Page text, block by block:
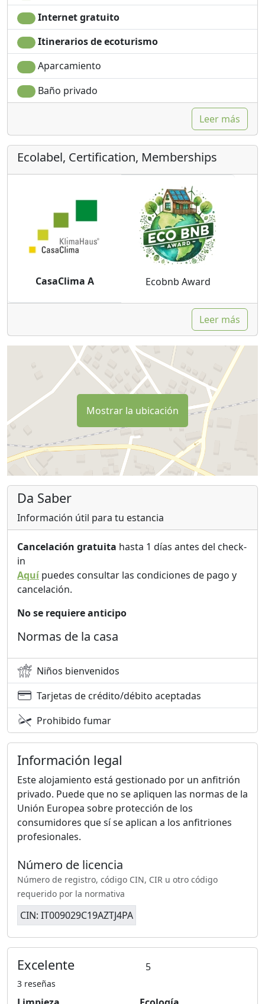
Internet gratuito
Itinerarios de ecoturismo
Aparcamiento
Baño privado
Leer más
Ecolabel, Certification, Memberships
CasaClima A Ecobnb Award
Leer más
Mostrar la ubicación
Da Saber
Información útil para tu estancia
Cancelación gratuita hasta 1 días antes del check-
in
Aquípuedes consultar las condiciones de pago y
cancelación.
No se requiere anticipo
Normas de la casa
Niños bienvenidos
Tarjetas de crédito/débito aceptadas
Prohibido fumar
Información legal
Este alojamiento está gestionado por un anfitrión
privado. Puede que no se apliquen las normas de la
Unión Europea sobre protección de los
consumidores que sí se aplican a los anfitriones
profesionales.
Número de licencia
Número de registro, código CIN, CIR u otro código
requerido por la normativa
CIN: IT009029C19AZTJ4PA
Excelente 5
3 reseñas